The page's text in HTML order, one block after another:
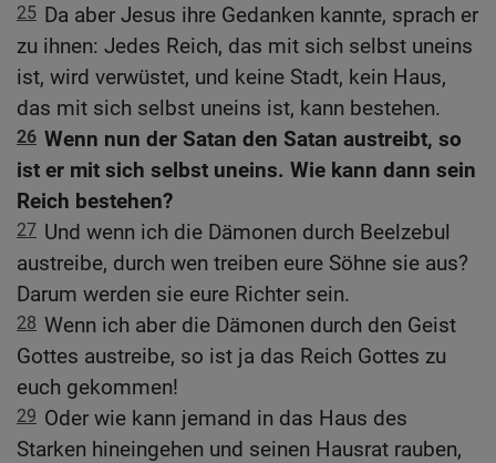
25 Da aber Jesus ihre Gedanken kannte, sprach er
zu ihnen: Jedes Reich, das mit sich selbst uneins
ist, wird verwüstet, und keine Stadt, kein Haus,
das mit sich selbst uneins ist, kann bestehen.
26 Wenn nun der Satan den Satan austreibt, so
ist er mit sich selbst uneins. Wie kann dann sein
Reich bestehen?
27 Und wenn ich die Dämonen durch Beelzebul
austreibe, durch wen treiben eure Söhne sie aus?
Darum werden sie eure Richter sein.
28 Wenn ich aber die Dämonen durch den Geist
Gottes austreibe, so ist ja das Reich Gottes zu
euch gekommen!
29 Oder wie kann jemand in das Haus des
Starken hineingehen und seinen Hausrat rauben,